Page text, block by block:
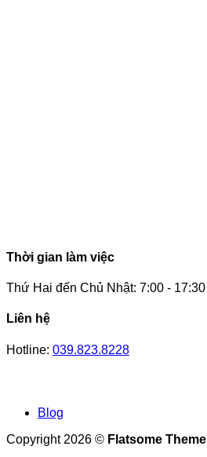
Thời gian làm việc
Thứ Hai đến Chủ Nhật: 7:00 - 17:30
Liên hệ
Hotline: 039.823.8228
Blog
Copyright 2026 © Flatsome Theme